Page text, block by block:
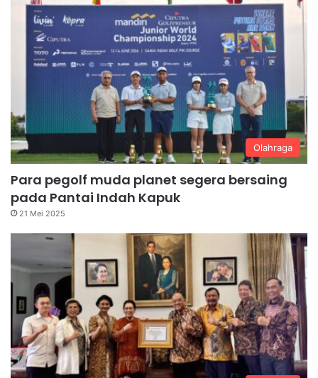
Olahraga
Para pegolf muda planet segera bersaing
pada Pantai Indah Kapuk
21 Mei 2025